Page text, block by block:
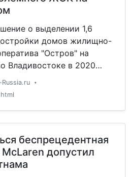
о выделении 1,6
домов жилищно-
"Остров" на
Владивостоке в 2020
в пресс-службе
•
беспрецедентная
допустил